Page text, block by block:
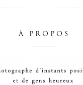
À PROPOS